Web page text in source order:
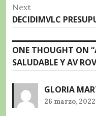
Next
Next
post:
DECIDIMVLC
ONE THOUGHT ON “
SALUDABLE Y AV
GLORIA
26 marzo,